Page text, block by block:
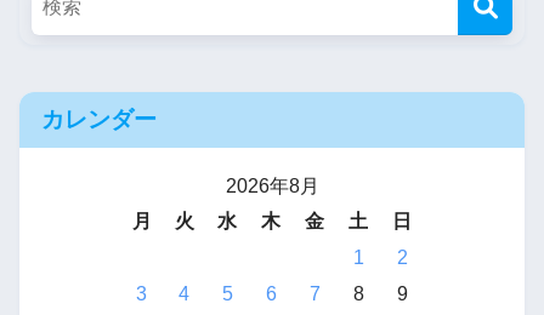
カレンダー
2026年8月
月
火 水 木 金 土
日
1
2
3
4 5 6 7 8
9